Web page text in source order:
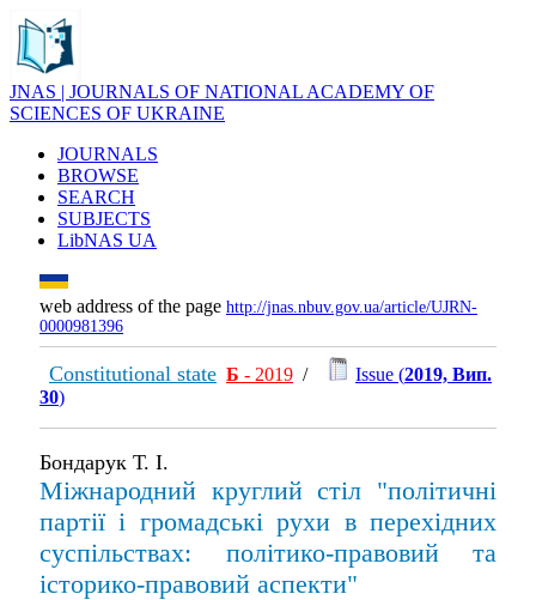
JNAS | JOURNALS OF NATIONAL ACADEMY OF
SCIENCES OF UKRAINE
JOURNALS
BROWSE
SEARCH
SUBJECTS
LibNAS UA
web address of the page http://jnas.nbuv.gov.ua/article/UJRN-
0000981396
Constitutional state Б - 2019 / Issue (2019, Вип.
30)
Бондарук Т. І.
Міжнародний круглий стіл "політичні
партії і громадські рухи в перехідних
суспільствах: політико-правовий та
історико-правовий аспекти"